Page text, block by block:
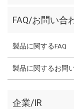
FAQ/お問い合
製品に関するFAQ
製品に関するお問
企業/IR